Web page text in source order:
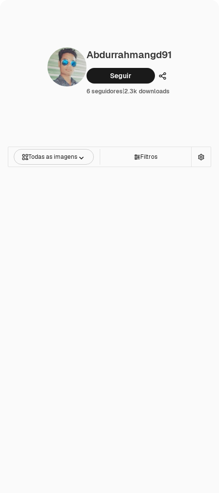
Abdurrahmangd91
Seguir Compartilhar
6 seguidores|2.3k downloads
Todas as imagens Filtros